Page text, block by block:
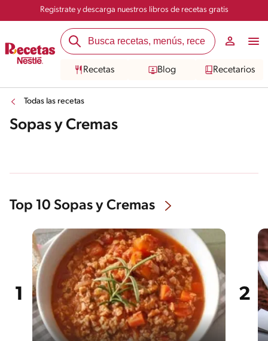
Registrate y descarga nuestros libros de recetas gratis
Recetas Blog Recetarios
Todas las recetas
Sopas y Cremas
Top 10 Sopas y Cremas